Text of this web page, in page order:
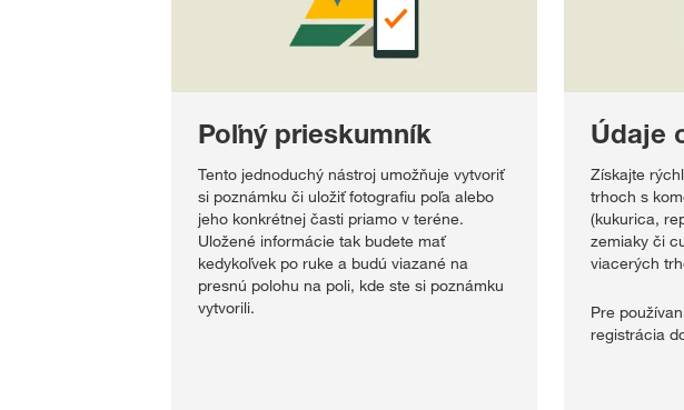
Poľný prieskumník
Tento jednoduchý nástroj umožňuje vytvoriť
si poznámku či uložiť fotografiu poľa alebo
jeho konkrétnej časti priamo v teréne.
Uložené informácie tak budete mať
kedykoľvek po ruke a budú viazané na
presnú polohu na poli, kde ste si poznámku
vytvorili.
Údaje
Získajte
trhoch s
(kukurica,
zemiaky či
viacerých
Pre
registrácia